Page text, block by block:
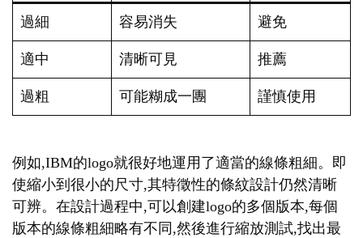
過細 容易消失 避免
適中 清晰可見 推薦
過粗 可能糊成一團 謹慎使用
例如,IBM的logo就很好地運用了適當的線條粗細。即
使縮小到很小的尺寸,其特徵性的條紋設計仍然清晰
可辨。在設計過程中,可以創建logo的多個版本,每個
版本的線條粗細略有不同,然後進行縮放測試,找出最